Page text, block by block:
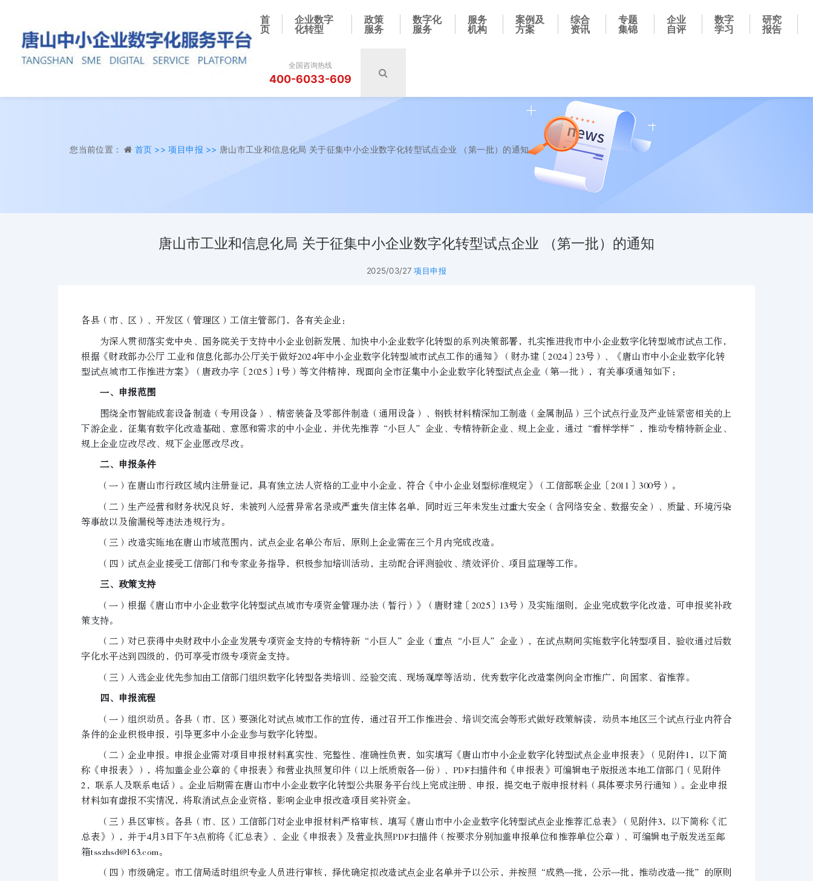
首
页
企业数字
化转型
政策
服务
数字化
服务
服务
机构
案例及
方案
综合
资讯
专题
集锦
企业
自评
数字
学习
研究
报告
全国咨询热线
400-6033-609
您当前位置： 首页 >>项目申报 >> 唐山市工业和信息化局 关于征集中小企业数字化转型试点企业 （第一批）的通知
唐山市工业和信息化局 关于征集中小企业数字化转型试点企业 （第一批）的通知
2025/03/27项目申报
各县（市、区）、开发区（管理区）工信主管部门，各有关企业：
为深入贯彻落实党中央、国务院关于支持中小企业创新发展、加快中小企业数字化转型的系列决策部署，扎实推进我市中小企业数字化转型城市试点工作，
根据《财政部办公厅 工业和信息化部办公厅关于做好2024年中小企业数字化转型城市试点工作的通知》（财办建〔2024〕23号）、《唐山市中小企业数字化转
型试点城市工作推进方案》（唐政办字〔2025〕1号）等文件精神，现面向全市征集中小企业数字化转型试点企业（第一批），有关事项通知如下：
一、申报范围
围绕全市智能成套设备制造（专用设备）、精密装备及零部件制造（通用设备）、钢铁材料精深加工制造（金属制品）三个试点行业及产业链紧密相关的上
下游企业，征集有数字化改造基础、意愿和需求的中小企业，并优先推荐“小巨人”企业、专精特新企业、规上企业，通过“看样学样”，推动专精特新企业、
规上企业应改尽改、规下企业愿改尽改。
二、申报条件
（一）在唐山市行政区域内注册登记，具有独立法人资格的工业中小企业，符合《中小企业划型标准规定》（工信部联企业〔2011〕300号）。
（二）生产经营和财务状况良好，未被列入经营异常名录或严重失信主体名单，同时近三年未发生过重大安全（含网络安全、数据安全）、质量、环境污染
等事故以及偷漏税等违法违规行为。
（三）改造实施地在唐山市域范围内，试点企业名单公布后，原则上企业需在三个月内完成改造。
（四）试点企业接受工信部门和专家业务指导，积极参加培训活动，主动配合评测验收、绩效评价、项目监理等工作。
三、政策支持
（一）根据《唐山市中小企业数字化转型试点城市专项资金管理办法（暂行）》（唐财建〔2025〕13号）及实施细则，企业完成数字化改造，可申报奖补政
策支持。
（二）对已获得中央财政中小企业发展专项资金支持的专精特新“小巨人”企业（重点“小巨人”企业），在试点期间实施数字化转型项目，验收通过后数
字化水平达到四级的，仍可享受市级专项资金支持。
（三）入选企业优先参加由工信部门组织数字化转型各类培训、经验交流、现场观摩等活动，优秀数字化改造案例向全市推广，向国家、省推荐。
四、申报流程
（一）组织动员。各县（市、区）要强化对试点城市工作的宣传，通过召开工作推进会、培训交流会等形式做好政策解读，动员本地区三个试点行业内符合
条件的企业积极申报，引导更多中小企业参与数字化转型。
（二）企业申报。申报企业需对项目申报材料真实性、完整性、准确性负责，如实填写《唐山市中小企业数字化转型试点企业申报表》（见附件1，以下简
称《申报表》），将加盖企业公章的《申报表》和营业执照复印件（以上纸质版各一份）、PDF扫描件和《申报表》可编辑电子版报送本地工信部门（见附件
2，联系人及联系电话）。企业后期需在唐山市中小企业数字化转型公共服务平台线上完成注册、申报，提交电子版申报材料（具体要求另行通知）。企业申报
材料如有虚报不实情况，将取消试点企业资格，影响企业申报改造项目奖补资金。
（三）县区审核。各县（市、区）工信部门对企业申报材料严格审核，填写《唐山市中小企业数字化转型试点企业推荐汇总表》（见附件3，以下简称《汇
总表》），并于4月3日下午3点前将《汇总表》、企业《申报表》及营业执照PDF扫描件（按要求分别加盖申报单位和推荐单位公章）、可编辑电子版发送至邮
箱tsszhsd@163.com。
（四）市级确定。市工信局适时组织专业人员进行审核，择优确定拟改造试点企业名单并予以公示，并按照“成熟一批，公示一批，推动改造一批”的原则